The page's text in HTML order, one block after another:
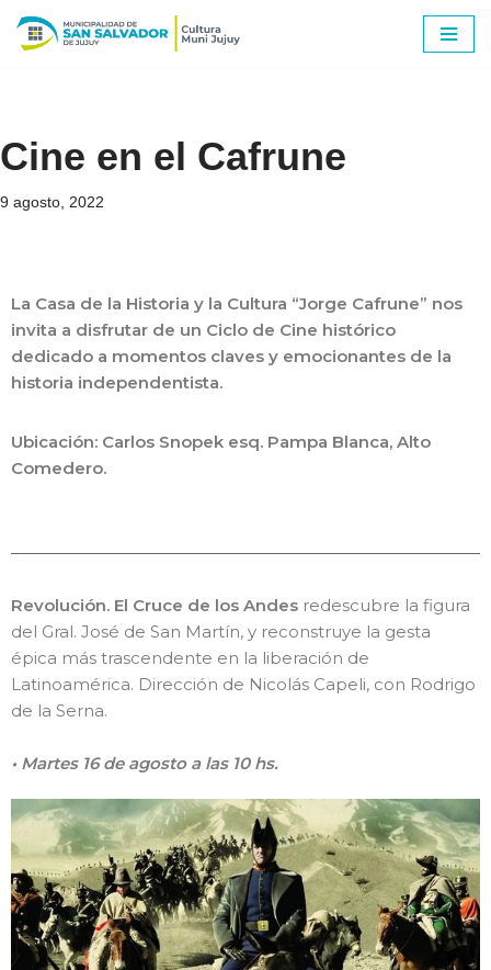
Cine en el Cafrune
9 agosto, 2022
La Casa de la Historia y la Cultura “Jorge Cafrune” nos
invita a disfrutar de un Ciclo de Cine histórico
dedicado a momentos claves y emocionantes de la
historia independentista.
Ubicación: Carlos Snopek esq. Pampa Blanca, Alto
Comedero.
Revolución. El Cruce de los Andes redescubre la figura
del Gral. José de San Martín, y reconstruye la gesta
épica más trascendente en la liberación de
Latinoamérica. Dirección de Nicolás Capeli, con Rodrigo
de la Serna.
• Martes 16 de agosto a las 10 hs.